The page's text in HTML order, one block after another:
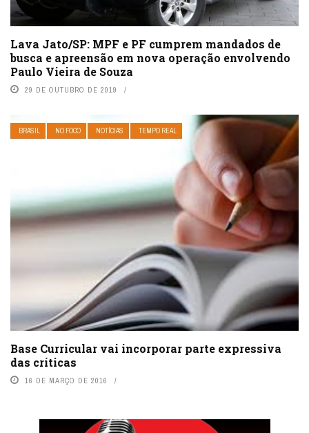
Lava Jato/SP: MPF e PF cumprem mandados de
busca e apreensão em nova operação envolvendo
Paulo Vieira de Souza
29 DE OUTUBRO DE 2019
BRASIL NO FOCO NOTÍCIAS TEMPO REAL
Base Curricular vai incorporar parte expressiva
das críticas
16 DE MARÇO DE 2016